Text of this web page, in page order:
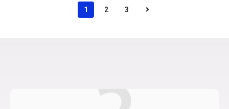
1 2 3